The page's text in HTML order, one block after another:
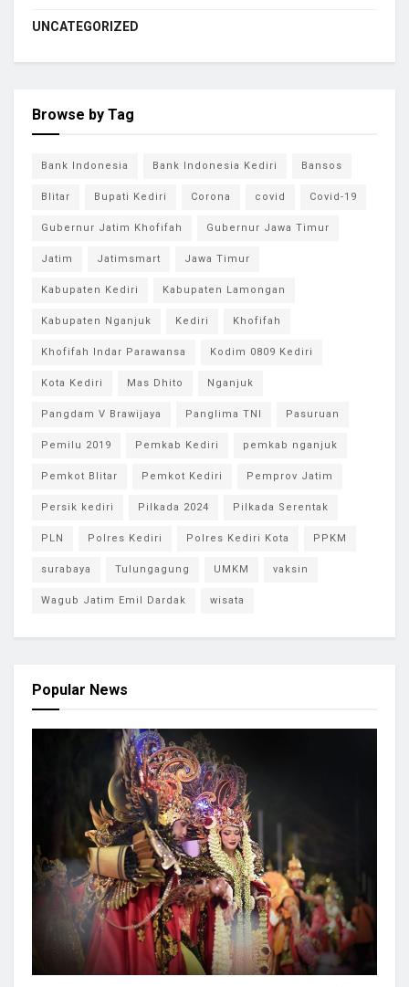
UNCATEGORIZED
Browse by Tag
Bank Indonesia Bank Indonesia Kediri Bansos
Blitar Bupati Kediri Corona covid Covid-19
Gubernur Jatim Khofifah Gubernur Jawa Timur
Jatim Jatimsmart Jawa Timur
Kabupaten Kediri Kabupaten Lamongan
Kabupaten Nganjuk Kediri Khofifah
Khofifah Indar Parawansa Kodim 0809 Kediri
Kota Kediri Mas Dhito Nganjuk
Pangdam V Brawijaya Panglima TNI Pasuruan
Pemilu 2019 Pemkab Kediri pemkab nganjuk
Pemkot Blitar Pemkot Kediri Pemprov Jatim
Persik kediri Pilkada 2024 Pilkada Serentak
PLN Polres Kediri Polres Kediri Kota PPKM
surabaya Tulungagung UMKM vaksin
Wagub Jatim Emil Dardak wisata
Popular News